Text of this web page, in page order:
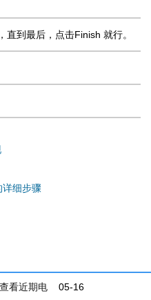
到最后，点击Finish 就行。
详细步骤
05-16
看近期电